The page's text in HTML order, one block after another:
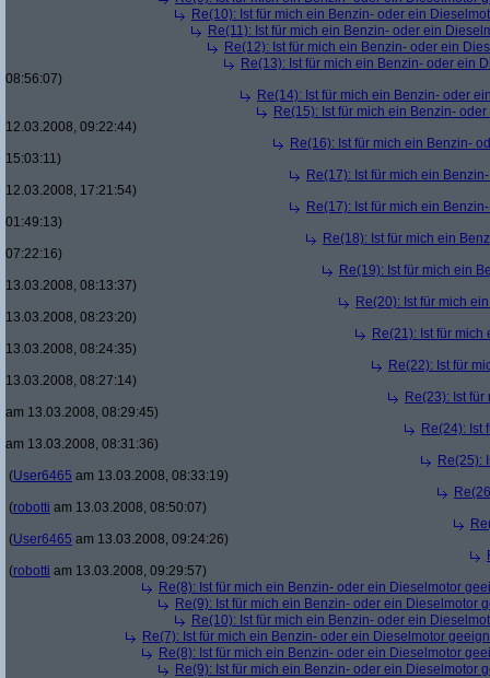
Re(10): Ist für mich ein Benzin- oder ein
Re(11): Ist für mich ein Benzin- oder ein
Re(12): Ist für mich ein Benzin- oder ein
Re(13): Ist für mich ein Benzin- oder ein
08:56:07)
Re(14): Ist für mich ein Benzin- oder
Re(15): Ist für mich ein Benzin-
12.03.2008, 09:22:44)
Re(16): Ist für mich ein Benzin-
15:03:11)
Re(17): Ist für mich ein
12.03.2008, 17:21:54)
Re(17): Ist für mich ein
01:49:13)
Re(18): Ist für mich ein
07:22:16)
Re(19): Ist für mich ein
13.03.2008, 08:13:37)
Re(20): Ist für mich
13.03.2008, 08:23:20)
Re(21): Ist für
13.03.2008, 08:24:35)
Re(22): Ist für
13.03.2008, 08:27:14)
Re(23): Ist
am 13.03.2008, 08:29:45)
Re(24): Ist
am 13.03.2008, 08:31:36)
Re(25):
(User6465 am 13.03.2008, 08:33:19)
(robotti am 13.03.2008, 08:50:07)
(User6465 am 13.03.2008, 09:24:26)
(robotti am 13.03.2008, 09:29:57)
Re(8): Ist für mich ein Benzin- oder ein Dieselmotor
Re(9): Ist für mich ein Benzin- oder ein Dieselmotor
Re(10): Ist für mich ein Benzin- oder ein
Re(7): Ist für mich ein Benzin- oder ein Dieselmotor
Re(8): Ist für mich ein Benzin- oder ein Dieselmotor
Re(9): Ist für mich ein Benzin- oder ein Dieselmotor